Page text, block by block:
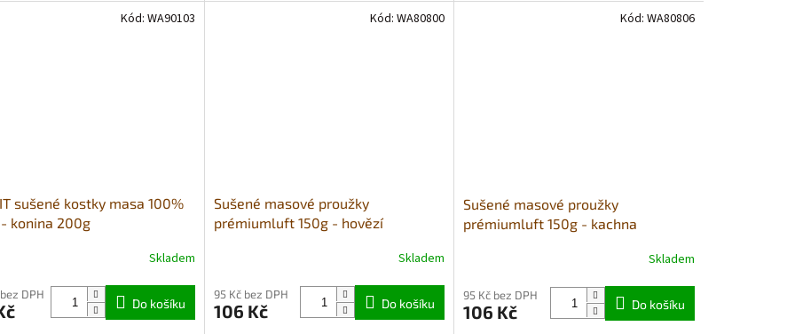
sušené kostky masa 100%
konina 200g
Skladem
DPH
Do košíku
Kód: WA90103
Sušené masové proužky
prémiumluft 150g - hovězí
produktu
je
Skladem
95 Kč bez DPH
106 Kč Do košíku
Kód: WA80800
Sušené masové proužky
prémiumluft 150g - kachna
produktu
je
Skladem
95 Kč bez DPH
106 Kč Do košíku
Kód: WA80806